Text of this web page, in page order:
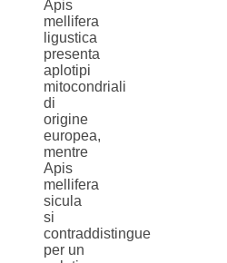
Apis
mellifera
ligustica
presenta
aplotipi
mitocondriali
di
origine
europea,
mentre
Apis
mellifera
sicula
si
contraddistingue
per un